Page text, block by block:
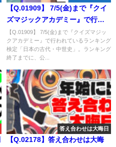
【Q.01909】 7/5(金)まで『クイ
ズマジックアカデミー』で行わ
れているランキング検定「日本
の古代・中世史」。ランキング
終了までに、公式サイトに掲載
イヤーの人数は？
【Q.01909】 7/5(金)まで『クイズマジッ
クアカデミー』で行われているランキング
検定「日本の古代・中世史」。ランキング
終了までに、公...
答え合わせは大晦日
【Q.02178】答え合わせは大晦